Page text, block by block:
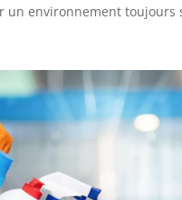
un environnement toujours